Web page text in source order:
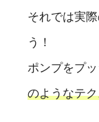
それでは実
う！
ポンプをプ
のようなテ